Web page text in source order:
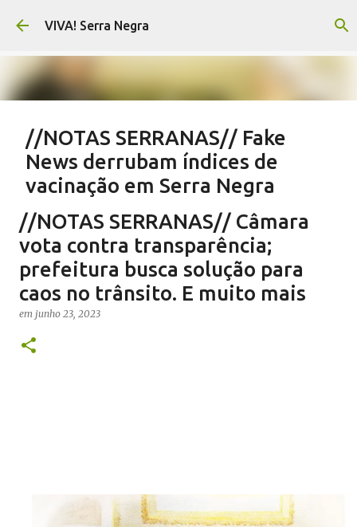
Pular para o conteúdo principal
VIVA! Serra Negra
//NOTAS SERRANAS// Fake
News derrubam índices de
vacinação em Serra Negra
VACINAÇÃO SERRA NEGRA
VIVA! SERRA NEGRA NO AR
0
//NOTAS SERRANAS// Câmara
vota contra transparência;
prefeitura busca solução para
caos no trânsito. E muito mais
em junho 23, 2023